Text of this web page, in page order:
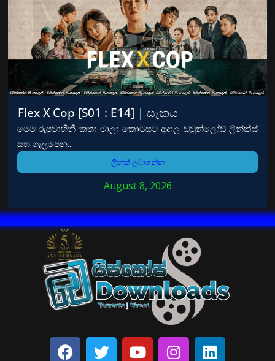
Flex X Cop [S01 : E14] | සැකය
මෙම රුපවාහිනී කතා මාලා කොටසට අදාල ඩවුන්ලෝඩ් ලින්ක්ස්
සහ ගැලපෙන...
ලින්ක් ලබාගන්න
August 8, 2026